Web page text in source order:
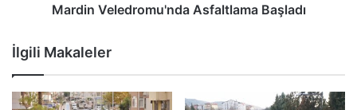
Mardin Veledromu'nda Asfaltlama Başladı
İlgili Makaleler